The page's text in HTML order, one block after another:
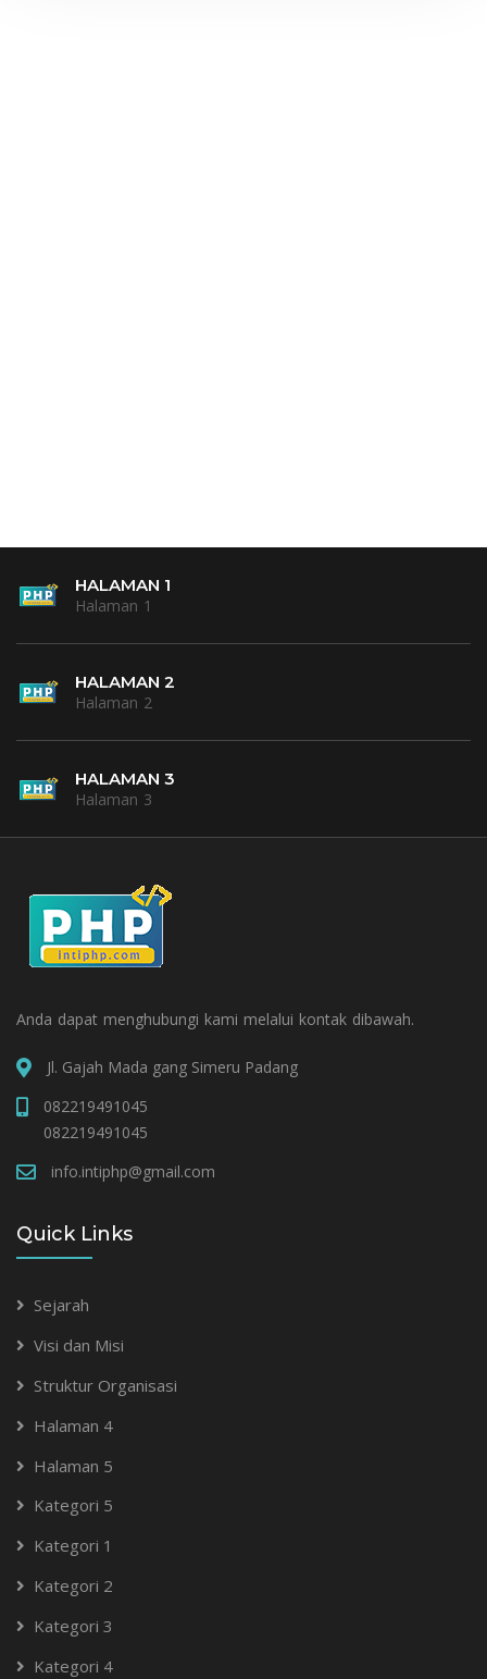
HALAMAN 1
Halaman 1
HALAMAN 2
Halaman 2
HALAMAN 3
Halaman 3
Anda dapat menghubungi kami melalui kontak dibawah.
Jl. Gajah Mada gang Simeru Padang
082219491045
082219491045
info.intiphp@gmail.com
Quick Links
Sejarah
Visi dan Misi
Struktur Organisasi
Halaman 4
Halaman 5
Kategori 5
Kategori 1
Kategori 2
Kategori 3
Kategori 4